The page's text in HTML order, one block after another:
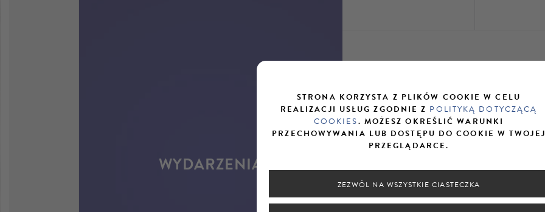
WYDARZENIA
STRONA KORZYSTA Z PLIKÓW COOKIE W CELU
REALIZACJI USŁUG ZGODNIE Z POLITYKĄ DOTYCZĄCĄ
COOKIES. MOŻESZ OKREŚLIĆ WARUNKI
PRZECHOWYWANIA LUB DOSTĘPU DO COOKIE W TWOJEJ
PRZEGLĄDARCE.
ZEZWÓL NA WSZYSTKIE CIASTECZKA